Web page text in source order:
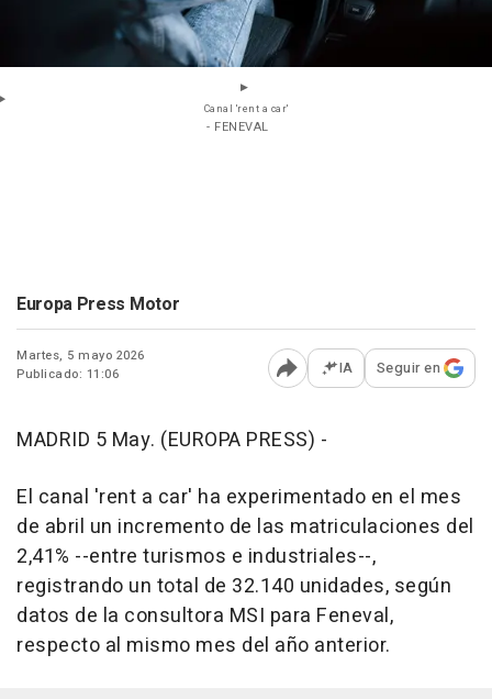
Canal 'rent a car'
- FENEVAL
Europa Press Motor
Martes, 5 mayo 2026
Publicado: 11:06
Abrir opciones para
IA Seguir en
MADRID 5 May. (EUROPA PRESS) -
El canal 'rent a car' ha experimentado en el mes
de abril un incremento de las matriculaciones del
2,41% --entre turismos e industriales--,
registrando un total de 32.140 unidades, según
datos de la consultora MSI para Feneval,
respecto al mismo mes del año anterior.